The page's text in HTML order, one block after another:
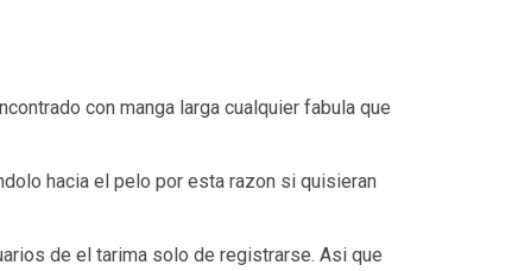
con manga larga cualquier fabula que
hacia el pelo por esta razon si quisieran
de el tarima solo de registrarse. Asi que